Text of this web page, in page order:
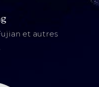
et autres